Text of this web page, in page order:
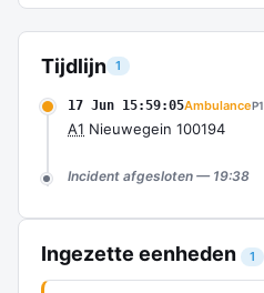
Tijdlijn 1
17 Jun 15:59:05AmbulanceP1
A1 Nieuwegein 100194
Incident afgesloten — 19:38
Ingezette eenheden 1